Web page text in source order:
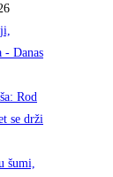
- Danas
Rod
se drži
šumi,